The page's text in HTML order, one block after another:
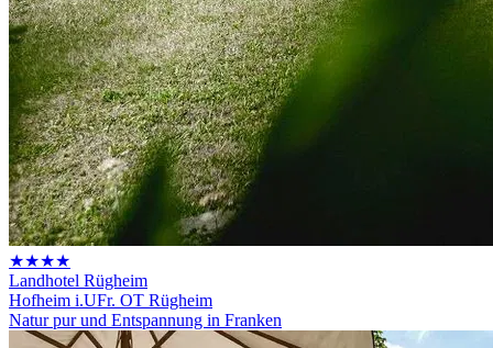
★★★★
Landhotel Rügheim
Hofheim i.UFr. OT Rügheim
Natur pur und Entspannung in Franken